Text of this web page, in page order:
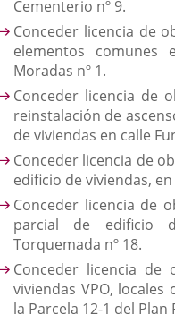
Cementerio nº 9.
Conceder licencia de
elementos comunes
Moradas nº 1.
Conceder licencia de
reinstalación de
de viviendas en calle
Conceder licencia de
edificio de viviendas,
Conceder licencia de
parcial de edificio
Torquemada nº 18.
Conceder licencia
viviendas VPO,
la Parcela 12-1 del